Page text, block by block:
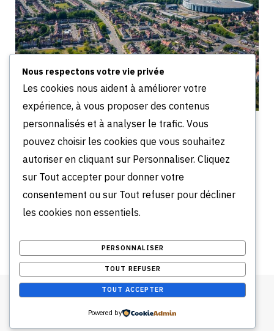
Quartiers à éviter à Argenteuil : le guide complet
2026
JUILLET 30, 2026
Comments are closed.
Mentions Légales-Plan du site.
Top
Nous respectons votre vie privée
Les cookies nous aident à améliorer votre
expérience, à vous proposer des contenus
personnalisés et à analyser le trafic. Vous
pouvez choisir les cookies que vous souhaitez
autoriser en cliquant sur Personnaliser. Cliquez
sur Tout accepter pour donner votre
consentement ou sur Tout refuser pour décliner
les cookies non essentiels.
PERSONNALISER
TOUT REFUSER
TOUT ACCEPTER
Powered by